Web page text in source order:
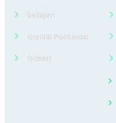
İletişim
Gizlilik Politikası
Galeri